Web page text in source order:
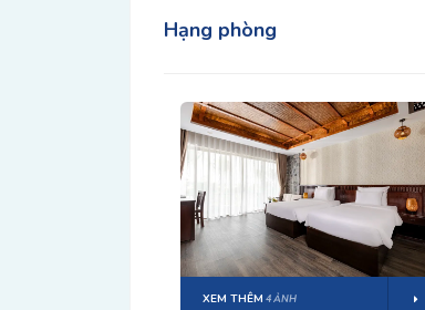
Hạng phòng
XEM THÊM 4 ẢNH